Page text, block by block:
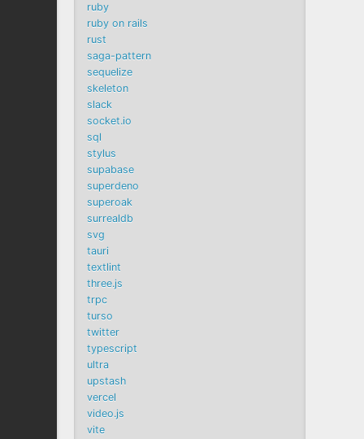
ruby
ruby on rails
rust
saga-pattern
sequelize
skeleton
slack
socket.io
sql
stylus
supabase
superdeno
superoak
surrealdb
svg
tauri
textlint
three.js
trpc
turso
twitter
typescript
ultra
upstash
vercel
video.js
vite